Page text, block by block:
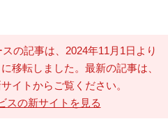
の記事は、2024年11月1日より
移転しました。最新の記事は、
イトからご覧ください。
スの新サイトを見る